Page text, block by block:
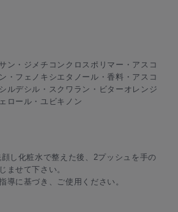
ン・ジメチコンクロスポリマー・アスコ
・フェノキシエタノール・香料・アスコ
ルデシル・スクワラン・ビターオレンジ
ロール・ユビキノン
し化粧水で整えた後、2プッシュを手の
ませて下さい。
導に基づき、ご使用ください。